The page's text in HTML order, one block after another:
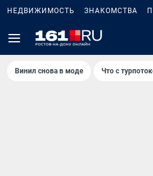
НЕДВИЖИМОСТЬ ЗНАКОМСТВА
Винил снова в моде Что с